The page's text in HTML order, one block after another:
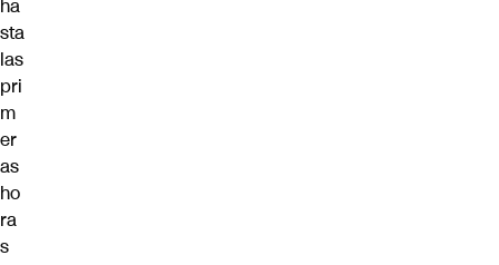
ha
sta
las
pri
m
er
as
ho
ra
s